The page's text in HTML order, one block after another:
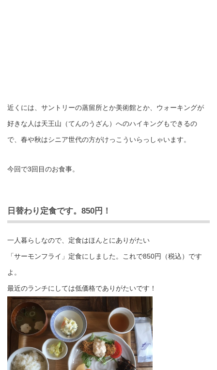
近くには、サントリーの蒸留所とか美術館とか、ウォーキングが
好きな人は天王山（てんのうざん）へのハイキングもできるの
で、春や秋はシニア世代の方がけっこういらっしゃいます。
今回で3回目のお食事。
日替わり定食です。850円！
一人暮らしなので、定食はほんとにありがたい
「サーモンフライ」定食にしました。これで850円（税込）です
よ。
最近のランチにしては低価格でありがたいです！